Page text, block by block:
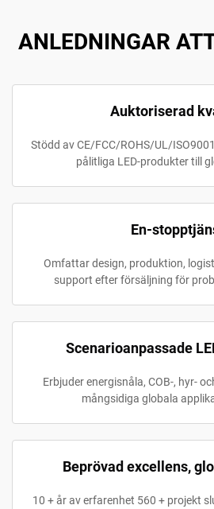
ANLEDNINGAR
Auktoriserad
Stödd av CE/FCC/ROHS/UL/
pålitliga LED-produkter till
En-
Omfattar design, produktion,
support efter försäljning för
Scenarioanpassade
Erbjuder energisnåla, COB-, hyr-
mångsidiga globala
Beprövad excellens,
10 + år av erfarenhet 560 + projekt